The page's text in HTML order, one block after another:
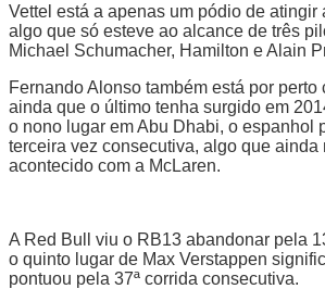
Vettel está a apenas um pódio de atingir
algo que só esteve ao alcance de três
Michael Schumacher, Hamilton e Alain
Fernando Alonso também está por perto
ainda que o último tenha surgido em
o nono lugar em Abu Dhabi, o espanhol
terceira vez consecutiva, algo que ainda
acontecido com a McLaren.
A Red Bull viu o RB13 abandonar pela
o quinto lugar de Max Verstappen
pontuou pela 37ª corrida consecutiva.